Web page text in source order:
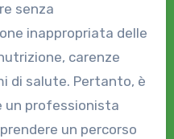
senza
inappropriata delle
carenze
di salute. Pertanto, è
un professionista
un percorso